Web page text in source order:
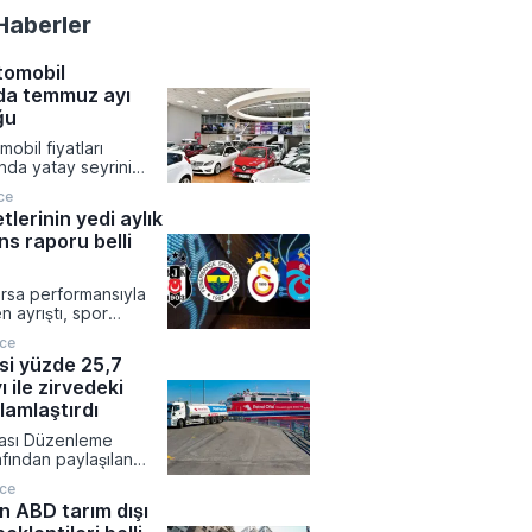
temmuz ayı
fiyatları
yatay seyrini
rakamlarının
devam etti.
sonuçlarına
aylık yükseliş
yedi aylık
raporu belli
performansıyla
ayrıştı, spor
tek güldüren
başardı. Spor
bir düşüş
ocak-temmuz
beyazlıların
17,2 oranında
yüzde 25,7
ile zirvedeki
Düzenleme
paylaşılan
da pazar
sektördeki
ABD tarım dışı